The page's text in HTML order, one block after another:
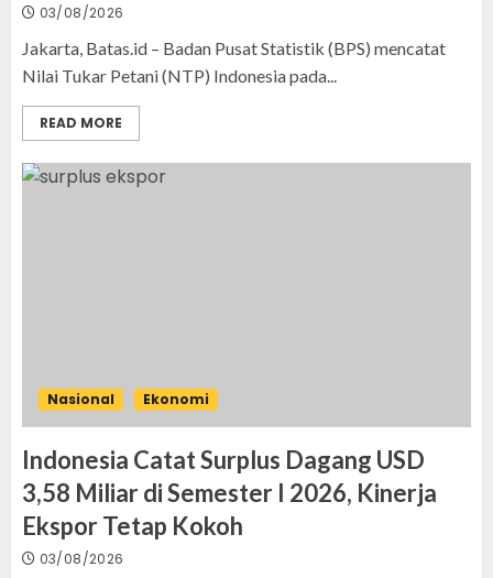
03/08/2026
Jakarta, Batas.id – Badan Pusat Statistik (BPS) mencatat
Nilai Tukar Petani (NTP) Indonesia pada...
READ MORE
Nasional Ekonomi
Indonesia Catat Surplus Dagang USD
3,58 Miliar di Semester I 2026, Kinerja
Ekspor Tetap Kokoh
03/08/2026